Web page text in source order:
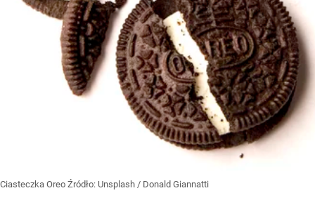
Ciasteczka Oreo Źródło: Unsplash / Donald Giannatti